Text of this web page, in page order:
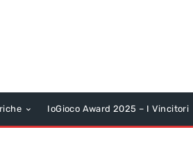
IoGioco Award 2025 – I Vincitori